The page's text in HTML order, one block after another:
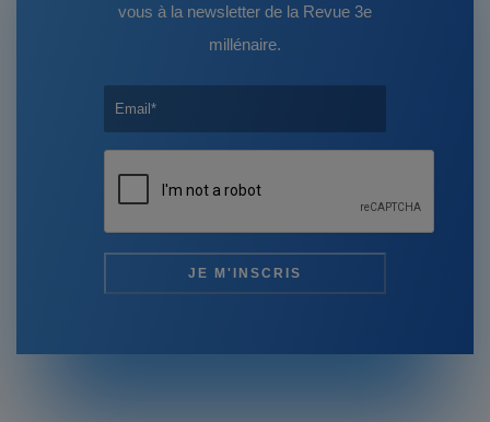
vous à la newsletter de la Revue 3e
millénaire.